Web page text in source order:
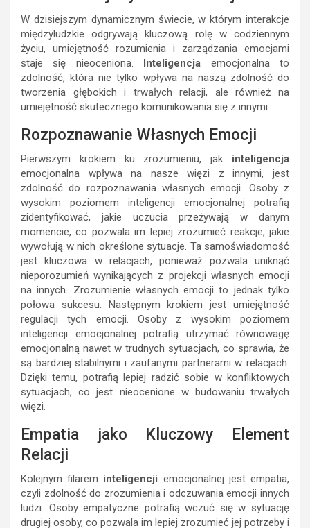
W dzisiejszym dynamicznym świecie, w którym interakcje
międzyludzkie odgrywają kluczową rolę w codziennym
życiu, umiejętność rozumienia i zarządzania emocjami
staje się nieoceniona.
Inteligencja emocjonalna to
zdolność, która nie tylko wpływa na naszą zdolność do
tworzenia głębokich i trwałych relacji, ale również na
umiejętność skutecznego komunikowania się z innymi.
Rozpoznawanie Własnych Emocji
Pierwszym krokiem ku zrozumieniu, jak inteligencja
emocjonalna wpływa na nasze więzi z innymi, jest
zdolność do rozpoznawania własnych emocji. Osoby z
wysokim poziomem inteligencji emocjonalnej potrafią
zidentyfikować, jakie uczucia przeżywają w danym
momencie, co pozwala im lepiej zrozumieć reakcje, jakie
wywołują w nich określone sytuacje. Ta samoświadomość
jest kluczowa w relacjach, ponieważ pozwala uniknąć
nieporozumień wynikających z projekcji własnych emocji
na innych. Zrozumienie własnych emocji to jednak tylko
połowa sukcesu. Następnym krokiem jest umiejętność
regulacji tych emocji. Osoby z wysokim poziomem
inteligencji emocjonalnej potrafią utrzymać równowagę
emocjonalną nawet w trudnych sytuacjach, co sprawia, że
są bardziej stabilnymi i zaufanymi partnerami w relacjach.
Dzięki temu, potrafią lepiej radzić sobie w konfliktowych
sytuacjach, co jest nieocenione w budowaniu trwałych
więzi.
Empatia jako Kluczowy Element
Relacji
Kolejnym filarem inteligencji emocjonalnej jest empatia,
czyli zdolność do zrozumienia i odczuwania emocji innych
ludzi. Osoby empatyczne potrafią wczuć się w sytuację
drugiej osoby, co pozwala im lepiej zrozumieć jej potrzeby i